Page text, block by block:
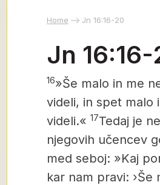
Home Jn 16:16-20
Jn
16»Še malo in me
videli, in spet malo
videli.« 17Tedaj je
njegovih učencev
med seboj: »Kaj
kar nam pravi: ›Še